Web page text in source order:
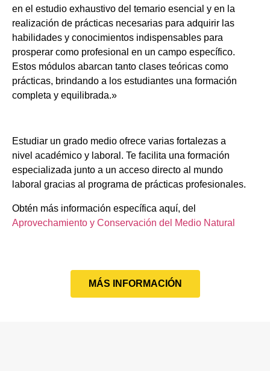
en el estudio exhaustivo del temario esencial y en la
realización de prácticas necesarias para adquirir las
habilidades y conocimientos indispensables para
prosperar como profesional en un campo específico.
Estos módulos abarcan tanto clases teóricas como
prácticas, brindando a los estudiantes una formación
completa y equilibrada.»
Estudiar un grado medio ofrece varias fortalezas a
nivel académico y laboral. Te facilita una formación
especializada junto a un acceso directo al mundo
laboral gracias al programa de prácticas profesionales.
Obtén más información específica aquí, del
Aprovechamiento y Conservación del Medio Natural
MÁS INFORMACIÓN